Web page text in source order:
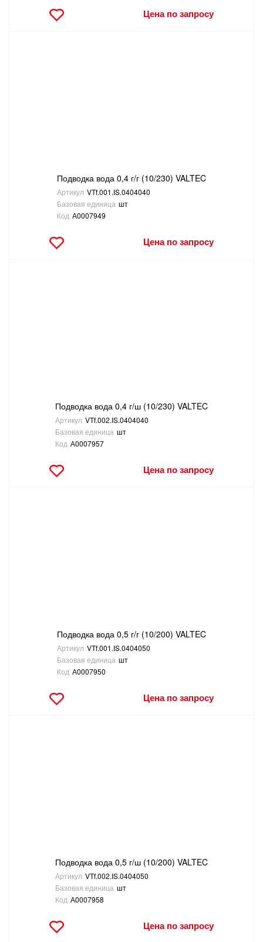
Цена по запросу
Подводка вода 0,4 г/г (10/230) VALTEC
Артикул VTf.001.IS.0404040
Базовая единица шт
Код А0007949
Цена по запросу
Подводка вода 0,4 г/ш (10/230) VALTEC
Артикул VTf.002.IS.0404040
Базовая единица шт
Код А0007957
Цена по запросу
Подводка вода 0,5 г/г (10/200) VALTEC
Артикул VTf.001.IS.0404050
Базовая единица шт
Код А0007950
Цена по запросу
Подводка вода 0,5 г/ш (10/200) VALTEC
Артикул VTf.002.IS.0404050
Базовая единица шт
Код А0007958
Цена по запросу